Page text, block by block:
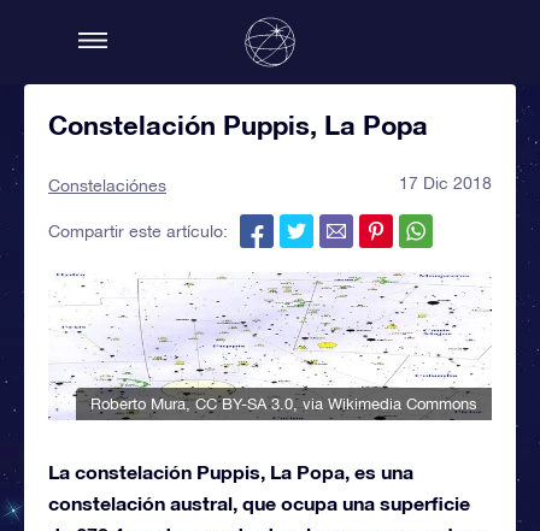
Constelación Puppis, La Popa
Constelaciónes 17 Dic 2018
Compartir este artículo:
Roberto Mura,CC BY-SA 3.0, via Wikimedia Commons
La constelación Puppis, La Popa, es una
constelación austral, que ocupa una superficie